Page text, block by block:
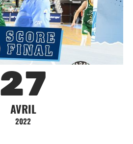
27
AVRIL
2022